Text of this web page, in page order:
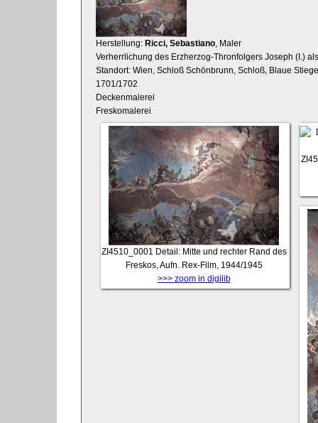
Herstellung: Ricci, Sebastiano , Maler
Verherrlichung des Erzherzog-Thronfolgers Joseph (I.)
Standort: Wien, Schloß Schönbrunn, Schloß, Blaue
1701/1702
Deckenmalerei
Freskomalerei
ZI4510_0001 Detail: Mitte und rechter Rand des
Freskos, Aufn. Rex-Film, 1944/1945
>>> zoom in digilib